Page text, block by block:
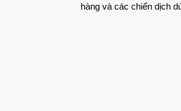
hàng và các chiến dịch